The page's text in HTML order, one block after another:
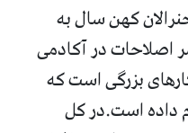
کهن سال به
اصلاحات در آکادمی
بزرگی است که
داده است.در کل